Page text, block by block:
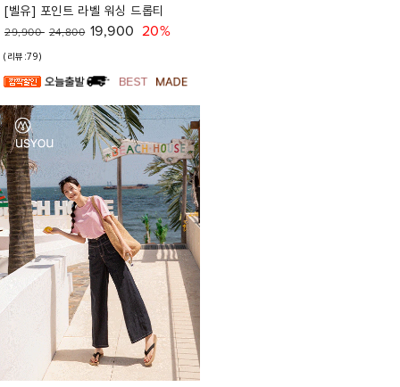
[벨유] 포인트 라벨 워싱 드롭티
29,900 24,800 19,900 20%
(리뷰:79)